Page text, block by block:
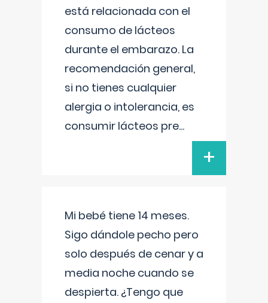
está relacionada con el
consumo de lácteos
durante el embarazo. La
recomendación general,
si no tienes cualquier
alergia o intolerancia, es
consumir lácteos pre...
+
Mi bebé tiene 14 meses.
Sigo dándole pecho pero
solo después de cenar y a
media noche cuando se
despierta. ¿Tengo que